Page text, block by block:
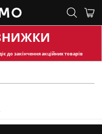
до закінчення акційних товарів